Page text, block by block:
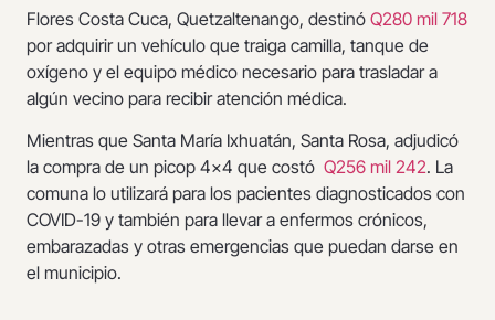
Flores Costa Cuca, Quetzaltenango, destinó Q280 mil 718
por adquirir un vehículo que traiga camilla, tanque de
oxígeno y el equipo médico necesario para trasladar a
algún vecino para recibir atención médica.
Mientras que Santa María Ixhuatán, Santa Rosa, adjudicó
la compra de un picop 4×4 que costó Q256 mil 242. La
comuna lo utilizará para los pacientes diagnosticados con
COVID-19 y también para llevar a enfermos crónicos,
embarazadas y otras emergencias que puedan darse en
el municipio.